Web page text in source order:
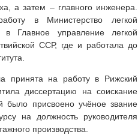
а затем – главного инженера.
в Министерство легкой
управление легкой
ССР, где и работала до
института.
принята на работу в Рижский
диссертацию на соискание
было присвоено учёное звание
на должность руководителя
производства.